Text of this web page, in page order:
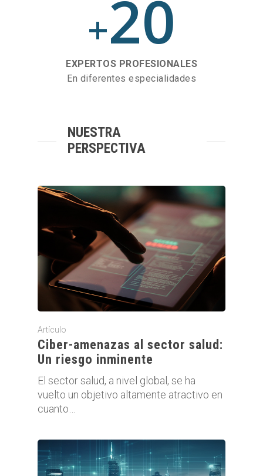
+20
EXPERTOS PROFESIONALES
En diferentes especialidades
NUESTRA
PERSPECTIVA
Artículo
Ciber-amenazas al sector salud:
Un riesgo inminente
El sector salud, a nivel global, se ha
vuelto un objetivo altamente atractivo en
cuanto…